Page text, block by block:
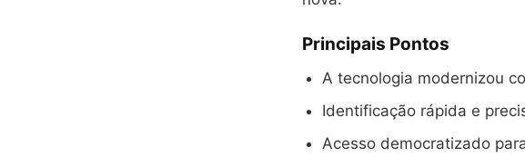
Principais Pontos
A tecnologia modernizou
Identificação rápida e
Acesso democratizado